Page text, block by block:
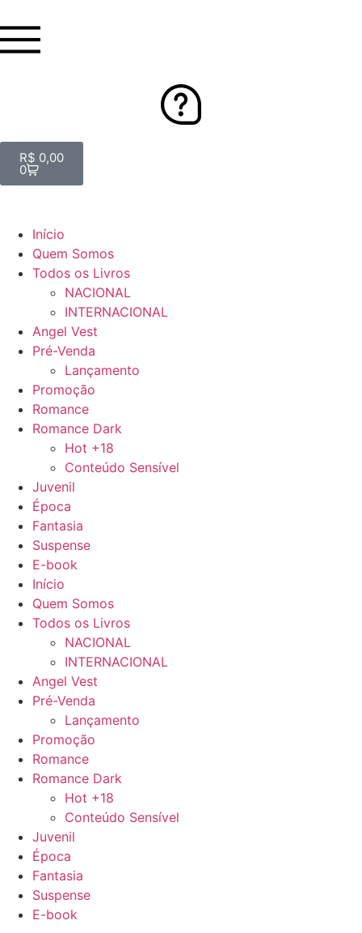
R$ 0,00
0
Início
Quem Somos
Todos os Livros
NACIONAL
INTERNACIONAL
Angel Vest
Pré-Venda
Lançamento
Promoção
Romance
Romance Dark
Hot +18
Conteúdo Sensível
Juvenil
Época
Fantasia
Suspense
E-book
Início
Quem Somos
Todos os Livros
NACIONAL
INTERNACIONAL
Angel Vest
Pré-Venda
Lançamento
Promoção
Romance
Romance Dark
Hot +18
Conteúdo Sensível
Juvenil
Época
Fantasia
Suspense
E-book